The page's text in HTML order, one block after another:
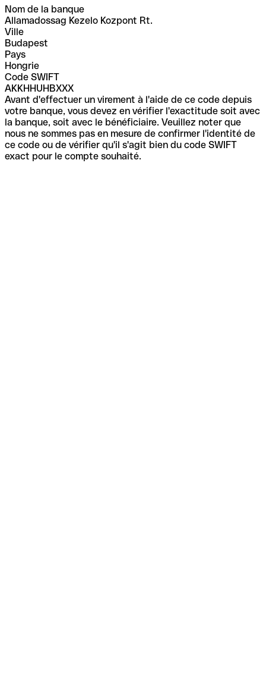
Nom de la banque
Allamadossag Kezelo Kozpont Rt.
Ville
Budapest
Pays
Hongrie
Code SWIFT
AKKHHUHBXXX
Avant d'effectuer un virement à l'aide de ce code depuis
votre banque, vous devez en vérifier l'exactitude soit avec
la banque, soit avec le bénéficiaire. Veuillez noter que
nous ne sommes pas en mesure de confirmer l'identité de
ce code ou de vérifier qu'il s'agit bien du code SWIFT
exact pour le compte souhaité.